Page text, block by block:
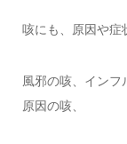
咳にも、原因や症
風邪の咳、インフ
原因の咳、